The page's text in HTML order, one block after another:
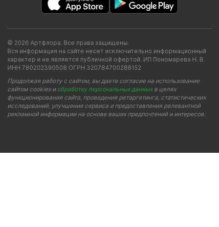
© 2026 Артфлора. Все права защищены.
Вся информация на сайте несет исключительно информационный
характер и не является публичной офертой. ИП Пономарева Н. В.
ИНН 780202390508 ОГРН 320784700288152
Продолжая работу с сайтом, вы даете согласие на использование
сайтом cookies и обработку персональных данныхв целях
функционирования сайта, проведения ретаргетинга, статистических
исследований, улучшения сервиса и предоставления релевантной
рекламной информации на основе ваших предпочтений и интересов.